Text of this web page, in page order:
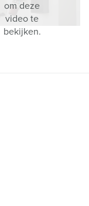
om deze
video te
bekijken.